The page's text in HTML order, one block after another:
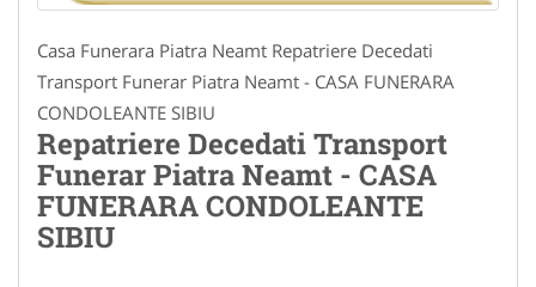
Casa Funerara Piatra Neamt Repatriere Decedati
Transport Funerar Piatra Neamt - CASA FUNERARA
CONDOLEANTE SIBIU
Repatriere Decedati Transport
Funerar Piatra Neamt - CASA
FUNERARA CONDOLEANTE
SIBIU